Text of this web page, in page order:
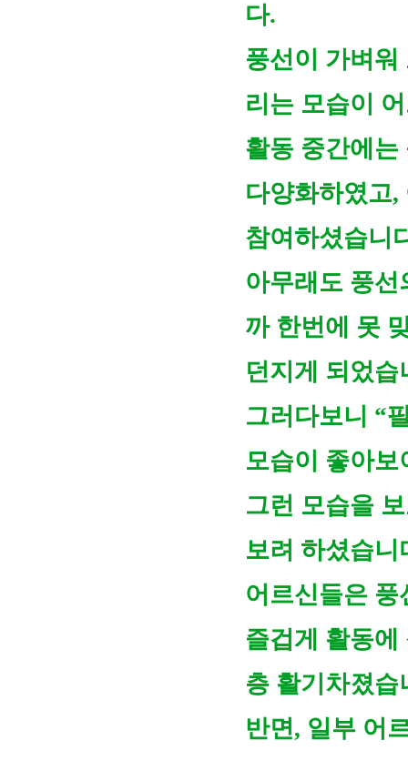
다.
풍선이 가벼
리는 모습이
활동 중간에는
다양화하였고
참여하셨습니
아무래도 풍
까 한번에 못
던지게 되었습
그러다보니 “
모습이 좋아보
그런 모습을
보려 하셨습
어르신들은
즐겁게 활동
층 활기차졌습
반면, 일부 어